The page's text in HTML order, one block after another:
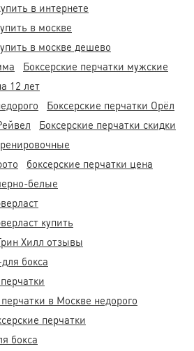
в интернете
в москве
в москве дешево
Боксерские перчатки мужские
12 лет
Боксерские перчатки Орёл
Боксерские перчатки скидки
боксерские перчатки цена
белые
купить
Хилл отзывы
бокса
в Москве недорого
перчатки
бокса